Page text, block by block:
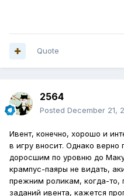
Quote
2564
Posted December 21,
Ивент, конечно, хорошо и
в игру вносит. Однако
доросшим по уровню до
крампус-паяры не видать,
прежним роликам, когда-то,
заданий ивента, кажется